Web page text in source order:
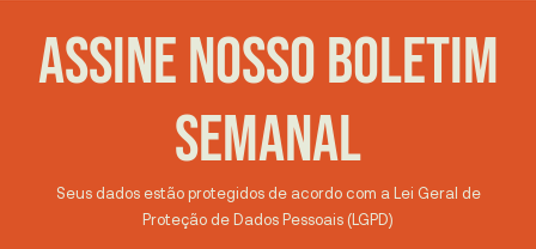
ASSINE NOSSO BOLETIM
SEMANAL
Seus dados estão protegidos de acordo com a Lei Geral de
Proteção de Dados Pessoais (LGPD)